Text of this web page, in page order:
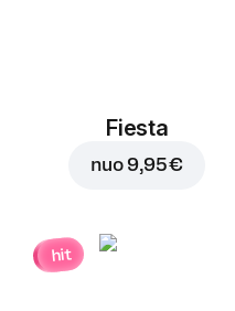
Fiesta
nuo 9,95 €
hit